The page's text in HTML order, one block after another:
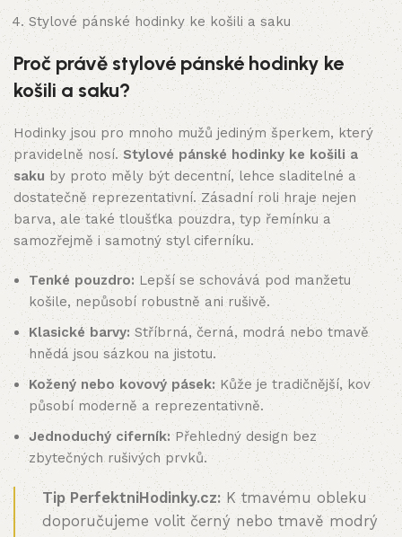
Stylové pánské hodinky ke košili a saku
Proč právě stylové pánské hodinky ke
košili a saku?
Hodinky jsou pro mnoho mužů jediným šperkem, který
pravidelně nosí.Stylové pánské hodinky ke košili a
saku by proto měly být decentní, lehce sladitelné a
dostatečně reprezentativní. Zásadní roli hraje nejen
barva, ale také tloušťka pouzdra, typ řemínku a
samozřejmě i samotný styl ciferníku.
Tenké pouzdro: Lepší se schovává pod manžetu
košile, nepůsobí robustně ani rušivě.
Klasické barvy: Stříbrná, černá, modrá nebo tmavě
hnědá jsou sázkou na jistotu.
Kožený nebo kovový pásek:Kůže je tradičnější, kov
působí moderně a reprezentativně.
Jednoduchý ciferník:Přehledný design bez
zbytečných rušivých prvků.
Tip PerfektniHodinky.cz:K tmavému obleku
doporučujeme volit černý nebo tmavě modrý